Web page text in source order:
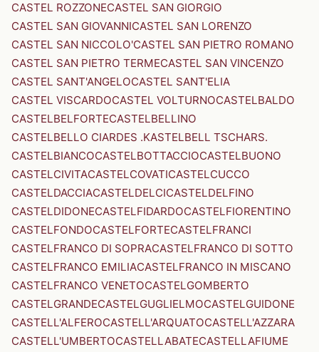
CASTEL ROZZONECASTEL SAN GIORGIO
CASTEL SAN GIOVANNICASTEL SAN LORENZO
CASTEL SAN NICCOLO'CASTEL SAN PIETRO ROMANO
CASTEL SAN PIETRO TERMECASTEL SAN VINCENZO
CASTEL SANT'ANGELOCASTEL SANT'ELIA
CASTEL VISCARDOCASTEL VOLTURNOCASTELBALDO
CASTELBELFORTECASTELBELLINO
CASTELBELLO CIARDES .KASTELBELL TSCHARS.
CASTELBIANCOCASTELBOTTACCIOCASTELBUONO
CASTELCIVITACASTELCOVATICASTELCUCCO
CASTELDACCIACASTELDELCICASTELDELFINO
CASTELDIDONECASTELFIDARDOCASTELFIORENTINO
CASTELFONDOCASTELFORTECASTELFRANCI
CASTELFRANCO DI SOPRACASTELFRANCO DI SOTTO
CASTELFRANCO EMILIACASTELFRANCO IN MISCANO
CASTELFRANCO VENETOCASTELGOMBERTO
CASTELGRANDECASTELGUGLIELMOCASTELGUIDONE
CASTELL'ALFEROCASTELL'ARQUATOCASTELL'AZZARA
CASTELL'UMBERTOCASTELLABATECASTELLAFIUME